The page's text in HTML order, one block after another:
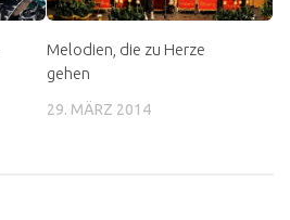
Melodien, die zu Herze
gehen
29. MÄRZ 2014